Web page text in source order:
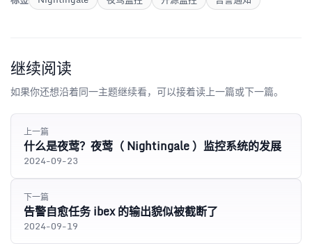
继续阅读
如果你还想沿着同一主题继续看，可以接着读上一篇或下一篇。
上一篇
什么是夜莺？夜莺（ Nightingale ）监控系统的发展
2024-09-23
下一篇
告警自愈任务 ibex 的输出貌似被截断了
2024-09-19